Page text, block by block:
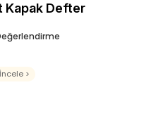
Kapak Defter
>